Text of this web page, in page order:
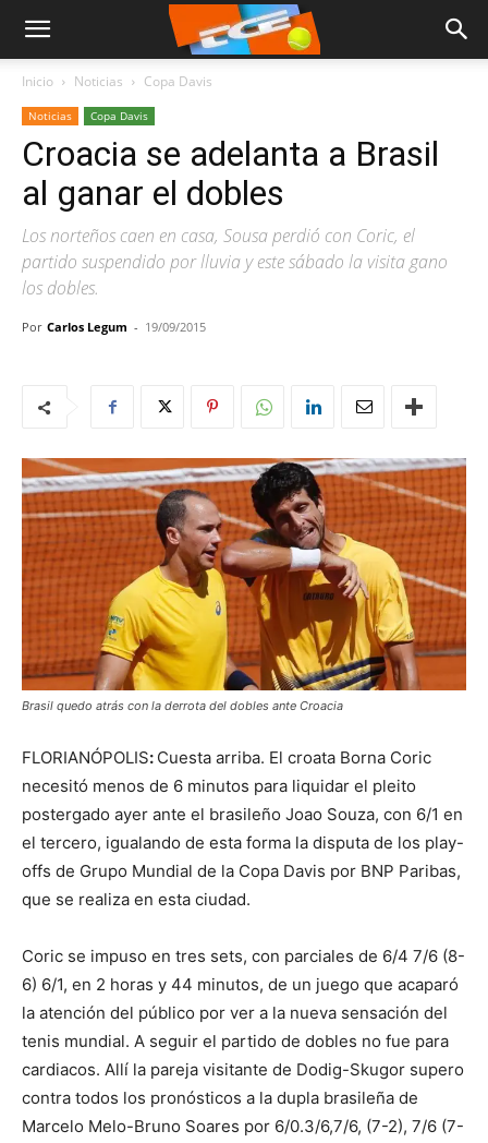
Inicio Noticias Copa Davis
Noticias Copa Davis
Croacia se adelanta a Brasil
al ganar el dobles
Los norteños caen en casa, Sousa perdió con Coric, el
partido suspendido por lluvia y este sábado la visita gano
los dobles.
Por Carlos Legum - 19/09/2015
Brasil quedo atrás con la derrota del dobles ante Croacia
FLORIANÓPOLIS: Cuesta arriba. El croata Borna Coric
necesitó menos de 6 minutos para liquidar el pleito
postergado ayer ante el brasileño Joao Souza, con 6/1 en
el tercero, igualando de esta forma la disputa de los play-
offs de Grupo Mundial de la Copa Davis por BNP Paribas,
que se realiza en esta ciudad.
Coric se impuso en tres sets, con parciales de 6/4 7/6 (8-
6) 6/1, en 2 horas y 44 minutos, de un juego que acaparó
la atención del público por ver a la nueva sensación del
tenis mundial. A seguir el partido de dobles no fue para
cardiacos. Allí la pareja visitante de Dodig-Skugor supero
contra todos los pronósticos a la dupla brasileña de
Marcelo Melo-Bruno Soares por 6/0.3/6,7/6, (7-2), 7/6 (7-